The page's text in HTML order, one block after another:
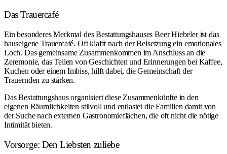
Das Trauercafé
Ein besonderes Merkmal des Bestattungshauses Beer Hiebeler ist das
hauseigene Trauercafé. Oft klafft nach der Beisetzung ein emotionales
Loch. Das gemeinsame Zusammenkommen im Anschluss an die
Zeremonie, das Teilen von Geschichten und Erinnerungen bei Kaffee,
Kuchen oder einem Imbiss, hilft dabei, die Gemeinschaft der
Trauernden zu stärken.
Das Bestattungshaus organisiert diese Zusammenkünfte in den
eigenen Räumlichkeiten stilvoll und entlastet die Familien damit von
der Suche nach externen Gastronomieflächen, die oft nicht die nötige
Intimität bieten.
Vorsorge: Den Liebsten zuliebe